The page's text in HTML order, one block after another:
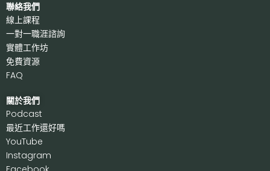
聯絡我們
線上課程
一對一職涯諮詢
實體工作坊
免費資源
FAQ
關於我們
Podcast
最近工作還好嗎
YouTube
Instagram